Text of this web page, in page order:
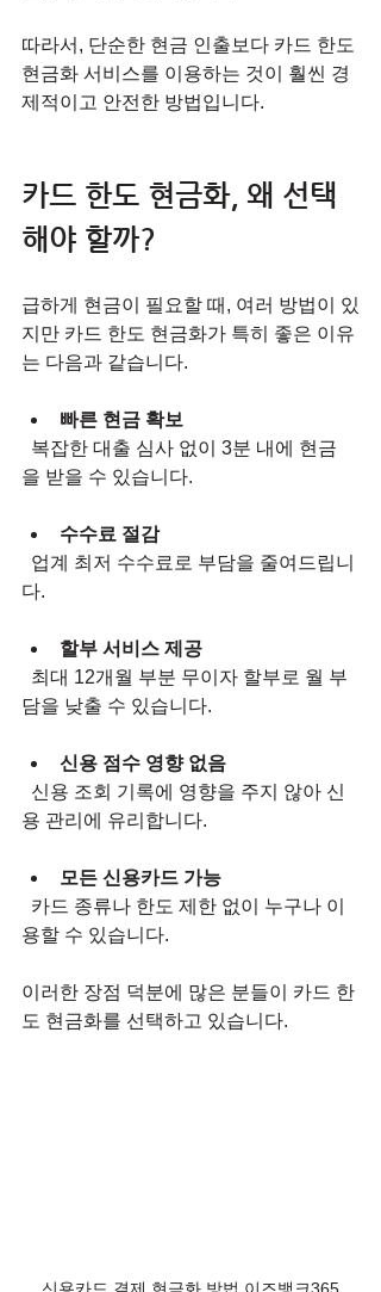
따라서, 단순한 현금 인출보다 카드 한도
현금화 서비스를 이용하는 것이 훨씬 경
제적이고 안전한 방법입니다.
카드 한도 현금화, 왜 선택
해야 할까?
급하게 현금이 필요할 때, 여러 방법이 있
지만 카드 한도 현금화가 특히 좋은 이유
는 다음과 같습니다.
빠른 현금 확보
을 받을 수 있습니다.
수수료 절감
다.
할부 서비스 제공
담을 낮출 수 있습니다.
신용 점수 영향 없음
용 관리에 유리합니다.
모든 신용카드 가능
용할 수 있습니다.
이러한 장점 덕분에 많은 분들이 카드 한
도 현금화를 선택하고 있습니다.
신용카드 결제 현금화 방법 이즈뱅크365